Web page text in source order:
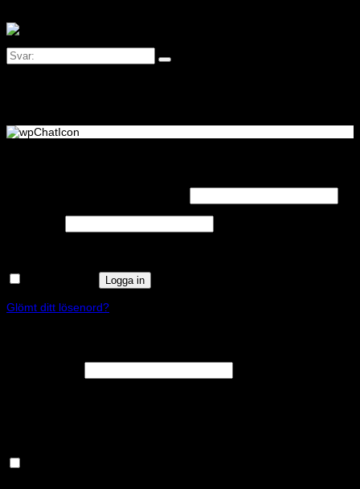
Obligatoriskt
Logga in
Glömt ditt lösenord?